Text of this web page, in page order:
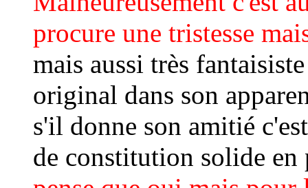
procure une tristesse
mais aussi très
original dans son
s'il donne son amitié
de constitution solide en